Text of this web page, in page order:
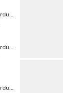
Florent solardunord
Florent solardunord
Florent solardunord